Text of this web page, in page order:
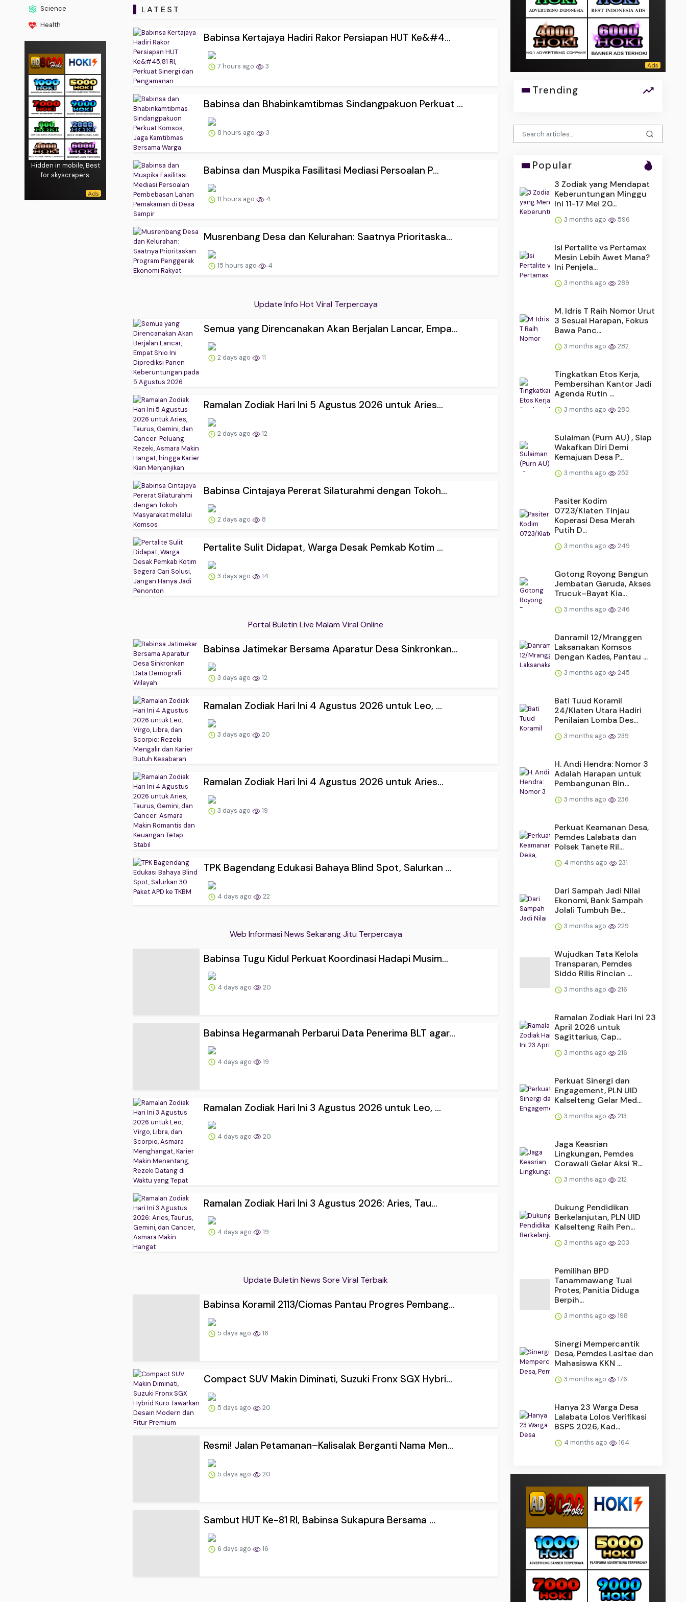
Science
Health
Hidden in mobile, Best
for skyscrapers.
LATEST
Babinsa Kertajaya Hadiri Rakor Persiapan HUT Ke&#4...
7 hours ago 3
Babinsa dan Bhabinkamtibmas Sindangpakuon Perkuat ...
8 hours ago 3
Babinsa dan Muspika Fasilitasi Mediasi Persoalan P...
11 hours ago 4
Musrenbang Desa dan Kelurahan: Saatnya Prioritaska...
15 hours ago 4
Update Info Hot Viral Terpercaya
Semua yang Direncanakan Akan Berjalan Lancar, Empa...
2 days ago 11
Ramalan Zodiak Hari Ini 5 Agustus 2026 untuk Aries...
2 days ago 12
Babinsa Cintajaya Pererat Silaturahmi dengan Tokoh...
2 days ago 8
Pertalite Sulit Didapat, Warga Desak Pemkab Kotim ...
3 days ago 14
Portal Buletin Live Malam Viral Online
Babinsa Jatimekar Bersama Aparatur Desa Sinkronkan...
3 days ago 12
Ramalan Zodiak Hari Ini 4 Agustus 2026 untuk Leo, ...
3 days ago 20
Ramalan Zodiak Hari Ini 4 Agustus 2026 untuk Aries...
3 days ago 19
TPK Bagendang Edukasi Bahaya Blind Spot, Salurkan ...
4 days ago 22
Web Informasi News Sekarang Jitu Terpercaya
Babinsa Tugu Kidul Perkuat Koordinasi Hadapi Musim...
4 days ago 20
Babinsa Hegarmanah Perbarui Data Penerima BLT agar...
4 days ago 19
Ramalan Zodiak Hari Ini 3 Agustus 2026 untuk Leo, ...
4 days ago 20
Ramalan Zodiak Hari Ini 3 Agustus 2026: Aries, Tau...
4 days ago 19
Update Buletin News Sore Viral Terbaik
Babinsa Koramil 2113/Ciomas Pantau Progres Pembang...
5 days ago 16
Compact SUV Makin Diminati, Suzuki Fronx SGX Hybri...
5 days ago 20
Resmi! Jalan Petamanan–Kalisalak Berganti Nama Men...
5 days ago 20
Sambut HUT Ke-81 RI, Babinsa Sukapura Bersama ...
6 days ago 16
Trending
Popular
3 Zodiak yang Mendapat
Keberuntungan Minggu
Ini 11-17 Mei 20...
3 months ago 596
Isi Pertalite vs Pertamax
Mesin Lebih Awet Mana?
Ini Penjela...
3 months ago 289
M. Idris T Raih Nomor Urut
3 Sesuai Harapan, Fokus
Bawa Panc...
3 months ago 282
Tingkatkan Etos Kerja,
Pembersihan Kantor Jadi
Agenda Rutin ...
3 months ago 280
Sulaiman (Purn AU) , Siap
Wakafkan Diri Demi
Kemajuan Desa P...
3 months ago 252
Pasiter Kodim
0723/Klaten Tinjau
Koperasi Desa Merah
Putih D...
3 months ago 249
Gotong Royong Bangun
Jembatan Garuda, Akses
Trucuk–Bayat Kia...
3 months ago 246
Danramil 12/Mranggen
Laksanakan Komsos
Dengan Kades, Pantau ...
3 months ago 245
Bati Tuud Koramil
24/Klaten Utara Hadiri
Penilaian Lomba Des...
3 months ago 239
H. Andi Hendra: Nomor 3
Adalah Harapan untuk
Pembangunan Bin...
3 months ago 236
Perkuat Keamanan Desa,
Pemdes Lalabata dan
Polsek Tanete Ril...
4 months ago 231
Dari Sampah Jadi Nilai
Ekonomi, Bank Sampah
Jolali Tumbuh Be...
3 months ago 229
Wujudkan Tata Kelola
Transparan, Pemdes
Siddo Rilis Rincian ...
3 months ago 216
Ramalan Zodiak Hari Ini 23
April 2026 untuk
Sagittarius, Cap...
3 months ago 216
Perkuat Sinergi dan
Engagement, PLN UID
Kalselteng Gelar Med...
3 months ago 213
Jaga Keasrian
Lingkungan, Pemdes
Corawali Gelar Aksi 'R...
3 months ago 212
Dukung Pendidikan
Berkelanjutan, PLN UID
Kalselteng Raih Pen...
3 months ago 203
Pemilihan BPD
Tanammawang Tuai
Protes, Panitia Diduga
Berpih...
3 months ago 198
Sinergi Mempercantik
Desa, Pemdes Lasitae dan
Mahasiswa KKN ...
3 months ago 176
Hanya 23 Warga Desa
Lalabata Lolos Verifikasi
BSPS 2026, Kad...
4 months ago 164